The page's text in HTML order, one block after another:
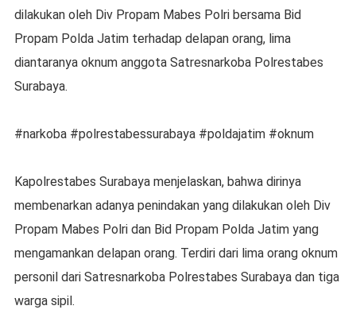
dilakukan oleh Div Propam Mabes Polri bersama Bid
Propam Polda Jatim terhadap delapan orang, lima
diantaranya oknum anggota Satresnarkoba Polrestabes
Surabaya.
#narkoba #polrestabessurabaya #poldajatim #oknum
Kapolrestabes Surabaya menjelaskan, bahwa dirinya
membenarkan adanya penindakan yang dilakukan oleh Div
Propam Mabes Polri dan Bid Propam Polda Jatim yang
mengamankan delapan orang. Terdiri dari lima orang oknum
personil dari Satresnarkoba Polrestabes Surabaya dan tiga
warga sipil.